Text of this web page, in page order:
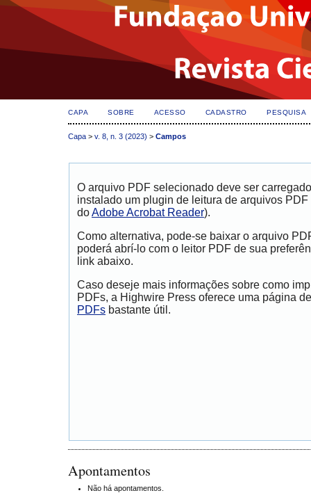
CAPA SOBRE ACESSO CADASTRO PESQUISA
Capa > v. 8, n. 3 (2023) > Campos
O arquivo PDF selecionado deve ser
instalado um plugin de leitura de arquivos
doAdobe Acrobat Reader).
Como alternativa, pode-se baixar o arquivo
poderá abrí-lo com o leitor PDF de sua
link abaixo.
Caso deseje mais informações sobre como
PDFs, a Highwire Press oferece uma página
PDFs bastante útil.
Apontamentos
Não há apontamentos.